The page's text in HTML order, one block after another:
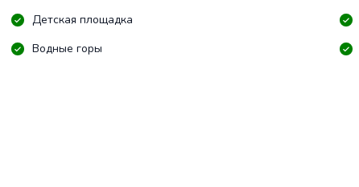
Детская площадка
Водные горы